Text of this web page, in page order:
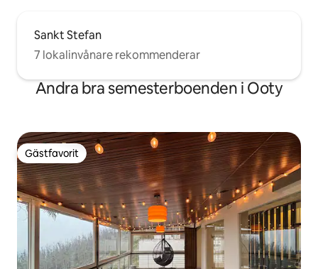
Sankt Stefan
7 lokalinvånare rekommenderar
Andra bra semesterboenden i Ooty
Gästfavorit
Gästfavorit